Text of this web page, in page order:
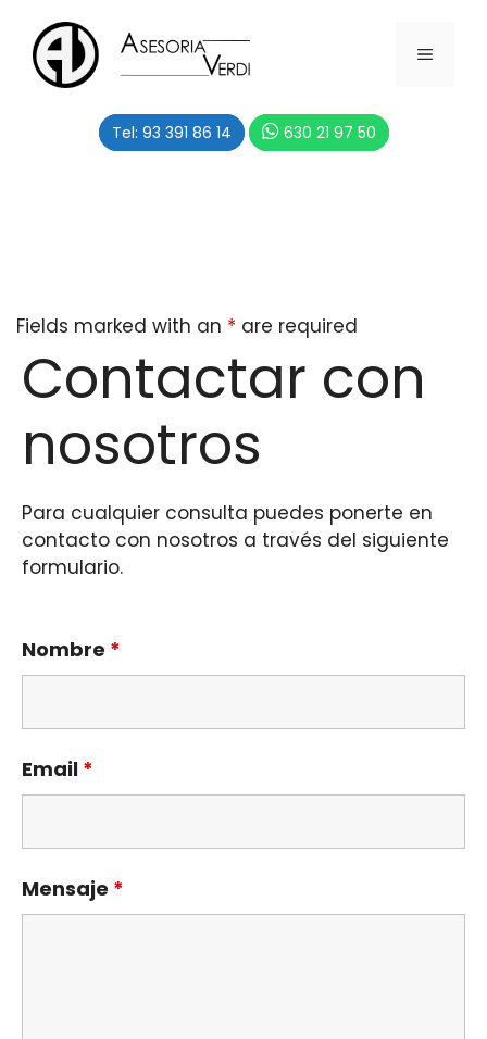
contenido
MENÚ
Tel: 93 391 86 14 630 21 97 50
Fields marked with an * are required
Contactar con
nosotros
Para cualquier consulta puedes ponerte en
contacto con nosotros a través del siguiente
formulario.
Nombre *
Email *
Mensaje *